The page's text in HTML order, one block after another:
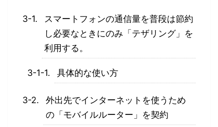
スマートフォンの通信量を普段は節約
し必要なときにのみ「テザリング」を
利用する。
具体的な使い方
外出先でインターネットを使うため
の「モバイルルーター」を契約